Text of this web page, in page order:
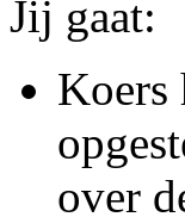
Jij gaat:
Koers
over